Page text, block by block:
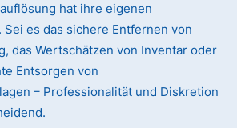
hat ihre eigenen
es das sichere Entfernen von
das Wertschätzen von Inventar oder
Entsorgen von
– Professionalität und Diskretion